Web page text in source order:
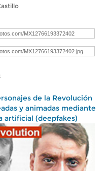
de la Revolución
y animadas mediante
artificial (deepfakes)